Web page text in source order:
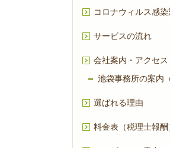
コロナウィルス感
サービスの流れ
会社案内・アクセス
池袋事務所の案内
選ばれる理由
料金表（税理士報酬